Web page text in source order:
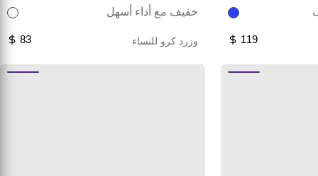
119
خفيف مع أداء أسهل
وزرد كرو للنساء 83